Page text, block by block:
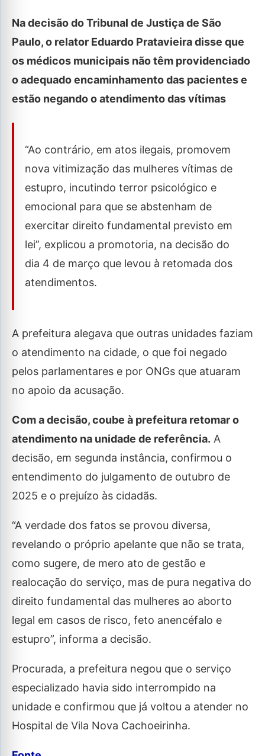
Na decisão do Tribunal de Justiça de São
Paulo, o relator Eduardo Pratavieira disse que
os médicos municipais não têm providenciado
o adequado encaminhamento das pacientes e
estão negando o atendimento das vítimas
“Ao contrário, em atos ilegais, promovem
nova vitimização das mulheres vítimas de
estupro, incutindo terror psicológico e
emocional para que se abstenham de
exercitar direito fundamental previsto em
lei”, explicou a promotoria, na decisão do
dia 4 de março que levou à retomada dos
atendimentos.
A prefeitura alegava que outras unidades faziam
o atendimento na cidade, o que foi negado
pelos parlamentares e por ONGs que atuaram
no apoio da acusação.
Com a decisão, coube à prefeitura retomar o
atendimento na unidade de referência. A
decisão, em segunda instância, confirmou o
entendimento do julgamento de outubro de
2025 e o prejuízo às cidadãs.
“A verdade dos fatos se provou diversa,
revelando o próprio apelante que não se trata,
como sugere, de mero ato de gestão e
realocação do serviço, mas de pura negativa do
direito fundamental das mulheres ao aborto
legal em casos de risco, feto anencéfalo e
estupro”, informa a decisão.
Procurada, a prefeitura negou que o serviço
especializado havia sido interrompido na
unidade e confirmou que já voltou a atender no
Hospital de Vila Nova Cachoeirinha.